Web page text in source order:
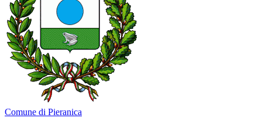
Comune di Pieranica